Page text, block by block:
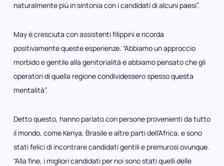
naturalmente più in sintonia con i candidati di alcuni paesi”.
May è cresciuta con assistenti filippini e ricorda
positivamente queste esperienze. “Abbiamo un approccio
morbido e gentile alla genitorialità e abbiamo pensato che gli
operatori di quella regione condividessero spesso questa
mentalità”.
Detto questo, hanno parlato con persone provenienti da tutto
il mondo, come Kenya, Brasile e altre parti dell’Africa, e sono
stati felici di incontrare candidati gentili e premurosi ovunque.
“Alla fine, i migliori candidati per noi sono stati quelli delle